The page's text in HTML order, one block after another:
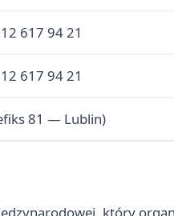
617 94 21
617 94 21
81 — Lublin)